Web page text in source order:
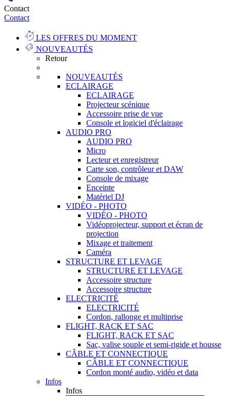
Contact
Contact
LES OFFRES DU MOMENT
NOUVEAUTÉS
Retour
NOUVEAUTÉS
ECLAIRAGE
ECLAIRAGE
Projecteur scénique
Accessoire prise de vue
Console et logiciel d'éclairage
AUDIO PRO
AUDIO PRO
Micro
Lecteur et enregistreur
Carte son, contrôleur et DAW
Console de mixage
Enceinte
Matériel DJ
VIDÉO - PHOTO
VIDÉO - PHOTO
Vidéoprojecteur, support et écran de
projection
Mixage et traitement
Caméra
STRUCTURE ET LEVAGE
STRUCTURE ET LEVAGE
Accessoire structure
Accessoire structure
ELECTRICITÉ
ELECTRICITÉ
Cordon, rallonge et multiprise
FLIGHT, RACK ET SAC
FLIGHT, RACK ET SAC
Sac, valise souple et semi-rigide et housse
CÂBLE ET CONNECTIQUE
CÂBLE ET CONNECTIQUE
Cordon monté audio, vidéo et data
Infos
Infos